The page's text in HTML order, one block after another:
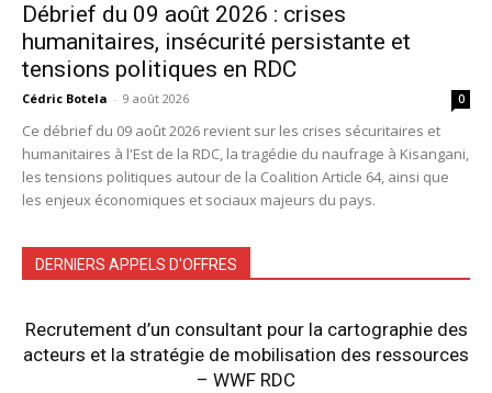
Débrief du 09 août 2026 : crises
humanitaires, insécurité persistante et
tensions politiques en RDC
Cédric Botela - 9 août 2026 0
Ce débrief du 09 août 2026 revient sur les crises sécuritaires et
humanitaires à l'Est de la RDC, la tragédie du naufrage à Kisangani,
les tensions politiques autour de la Coalition Article 64, ainsi que
les enjeux économiques et sociaux majeurs du pays.
DERNIERS APPELS D'OFFRES
Recrutement d’un consultant pour la cartographie des
acteurs et la stratégie de mobilisation des ressources
– WWF RDC